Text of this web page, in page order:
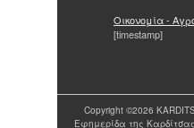
Οικονομία -
[timestamp]
Copyright ©2026
Εφημερίδα της